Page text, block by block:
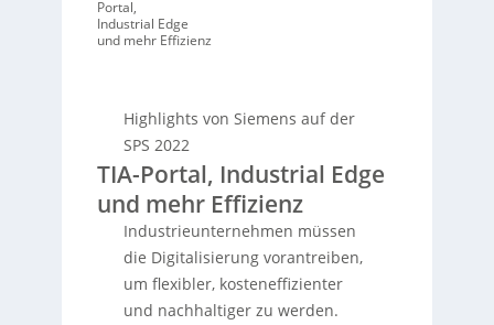
Portal,
Industrial Edge
und mehr Effizienz
Highlights von Siemens auf der
SPS 2022
TIA-Portal, Industrial Edge
und mehr Effizienz
Industrieunternehmen müssen
die Digitalisierung vorantreiben,
um flexibler, kosteneffizienter
und nachhaltiger zu werden.